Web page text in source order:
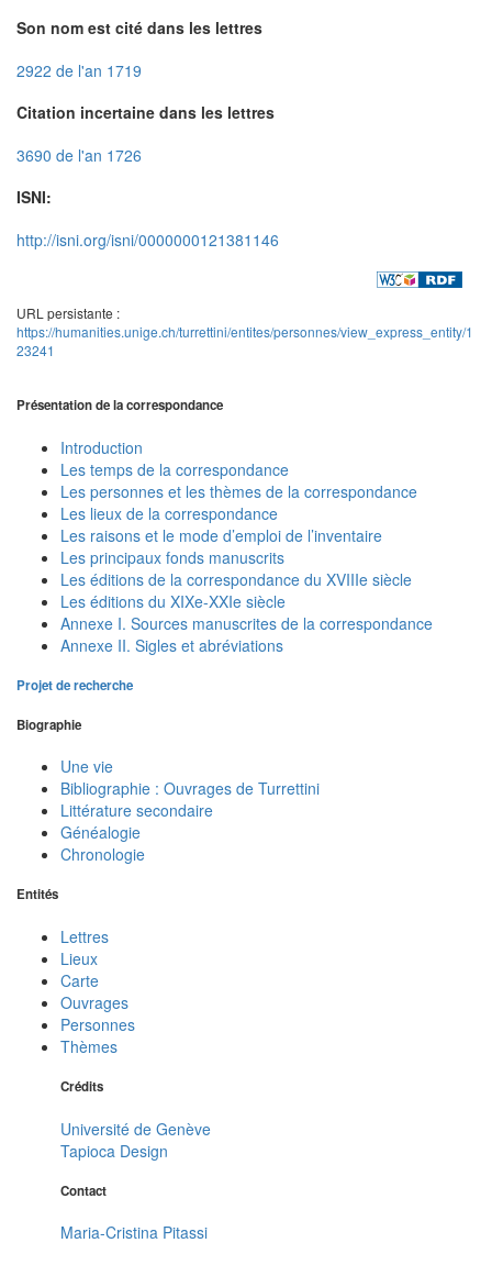
Son nom est cité dans les lettres
2922 de l'an 1719
Citation incertaine dans les lettres
3690 de l'an 1726
ISNI:
http://isni.org/isni/0000000121381146
URL persistante :
https://humanities.unige.ch/turrettini/entites/personnes/view_express_entity/1
23241
Présentation de la correspondance
Introduction
Les temps de la correspondance
Les personnes et les thèmes de la correspondance
Les lieux de la correspondance
Les raisons et le mode d’emploi de l’inventaire
Les principaux fonds manuscrits
Les éditions de la correspondance du XVIIIe siècle
Les éditions du XIXe-XXIe siècle
Annexe I. Sources manuscrites de la correspondance
Annexe II. Sigles et abréviations
Projet de recherche
Biographie
Une vie
Bibliographie : Ouvrages de Turrettini
Littérature secondaire
Généalogie
Chronologie
Entités
Lettres
Lieux
Carte
Ouvrages
Personnes
Thèmes
Crédits
Université de Genève
Tapioca Design
Contact
Maria-Cristina Pitassi